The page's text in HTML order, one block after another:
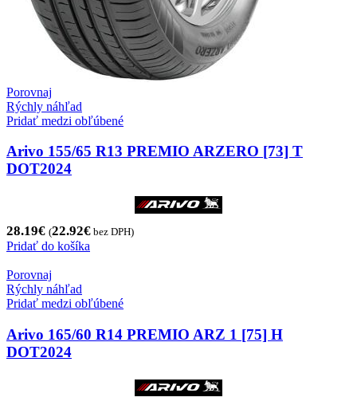
Porovnaj
Rýchly náhľad
Pridať medzi obľúbené
Arivo 155/65 R13 PREMIO ARZERO [73] T
DOT2024
28.19€ (22.92€ bez DPH)
Pridať do košíka
Porovnaj
Rýchly náhľad
Pridať medzi obľúbené
Arivo 165/60 R14 PREMIO ARZ 1 [75] H
DOT2024